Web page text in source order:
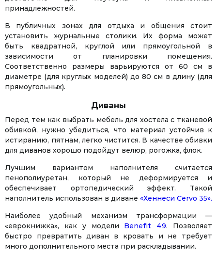
принадлежностей.
В публичных зонах для отдыха и общения стоит
установить журнальные столики. Их форма может
быть квадратной, круглой или прямоугольной в
зависимости от планировки помещения.
Соответственно размеры варьируются от 60 см в
диаметре (для круглых моделей) до 80 см в длину (для
прямоугольных).
Диваны
Перед тем как выбрать мебель для хостела с тканевой
обивкой, нужно убедиться, что материал устойчив к
истиранию, пятнам, легко чистится. В качестве обивки
для диванов хорошо подойдут велюр, рогожка, флок.
Лучшим вариантом наполнителя считается
пенополиуретан, который не деформируется и
обеспечивает ортопедический эффект. Такой
наполнитель использован в диване «Хеннеси Cervo 35».
Наиболее удобный механизм трансформации —
«еврокнижка», как у модели Benefit 49. Позволяет
быстро превратить диван в кровать и не требует
много дополнительного места при раскладывании.